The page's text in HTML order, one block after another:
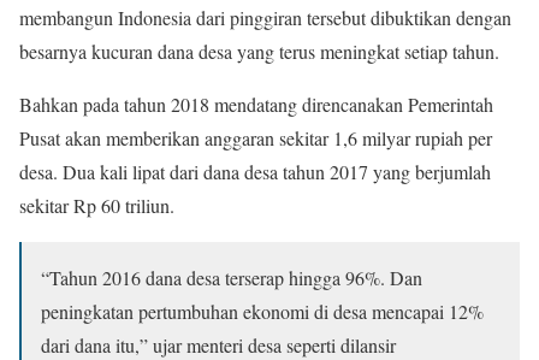
membangun Indonesia dari pinggiran tersebut dibuktikan dengan
besarnya kucuran dana desa yang terus meningkat setiap tahun.
Bahkan pada tahun 2018 mendatang direncanakan Pemerintah
Pusat akan memberikan anggaran sekitar 1,6 milyar rupiah per
desa. Dua kali lipat dari dana desa tahun 2017 yang berjumlah
sekitar Rp 60 triliun.
“Tahun 2016 dana desa terserap hingga 96%. Dan
peningkatan pertumbuhan ekonomi di desa mencapai 12%
dari dana itu,” ujar menteri desa seperti dilansir